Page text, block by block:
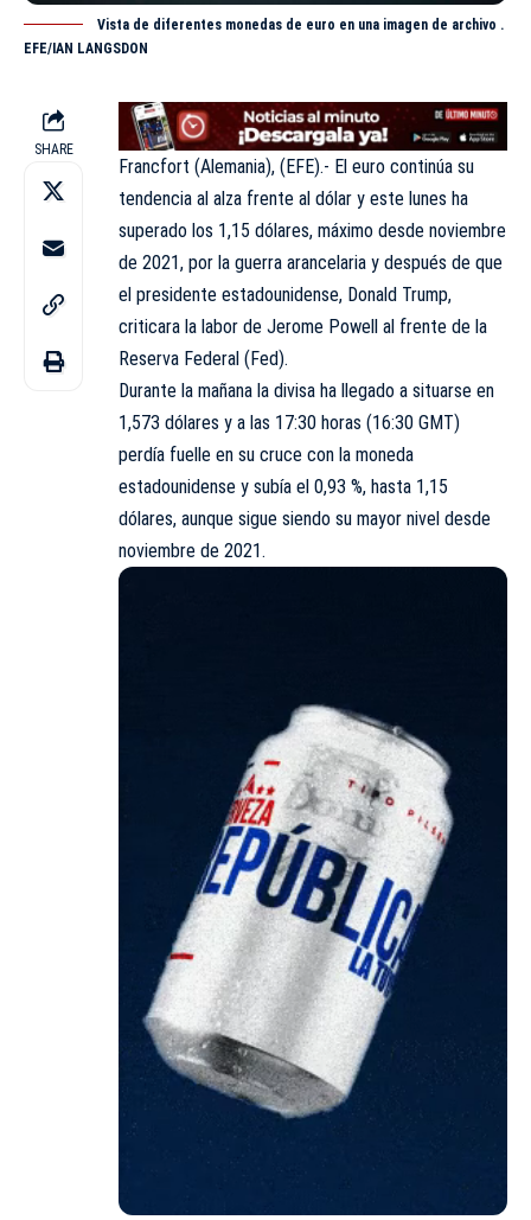
Vista de diferentes monedas de euro en una imagen de archivo .
EFE/IAN LANGSDON
SHARE
Francfort (Alemania), (EFE).- El euro continúa su
tendencia al alza frente al dólar y este lunes ha
superado los 1,15 dólares, máximo desde noviembre
de 2021, por la guerra arancelaria y después de que
el presidente estadounidense, Donald Trump,
criticara la labor de Jerome Powell al frente de la
Reserva Federal (Fed).
Durante la mañana la divisa ha llegado a situarse en
1,573 dólares y a las 17:30 horas (16:30 GMT)
perdía fuelle en su cruce con la moneda
estadounidense y subía el 0,93 %, hasta 1,15
dólares, aunque sigue siendo su mayor nivel desde
noviembre de 2021.